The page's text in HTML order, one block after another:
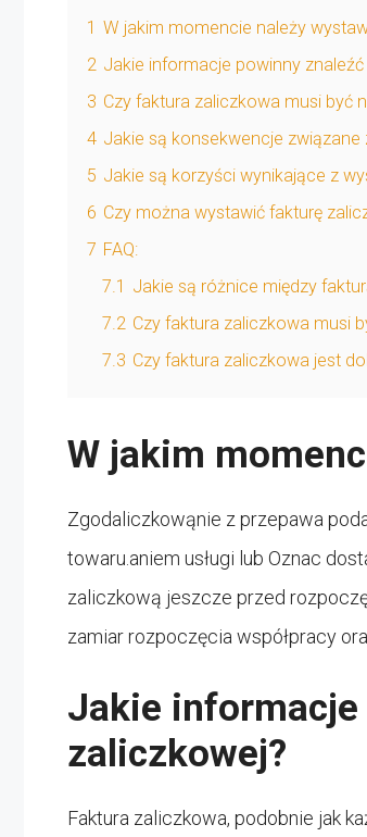
1 W jakim momencie należy
2 Jakie informacje powinny
3 Czy faktura zaliczkowa musi być
4 Jakie są konsekwencje związane
5 Jakie są korzyści wynikające z
6 Czy można wystawić fakturę
7 FAQ:
7.1 Jakie są różnice między
7.2 Czy faktura zaliczkowa musi
7.3 Czy faktura zaliczkowa jest
W jakim
Zgodaliczkowąnie z przepawa
towaru.aniem usługi lub Oznac
zaliczkową jeszcze przed
zamiar rozpoczęcia współpracy
Jakie
zaliczkowej?
Faktura zaliczkowa, podobnie jak